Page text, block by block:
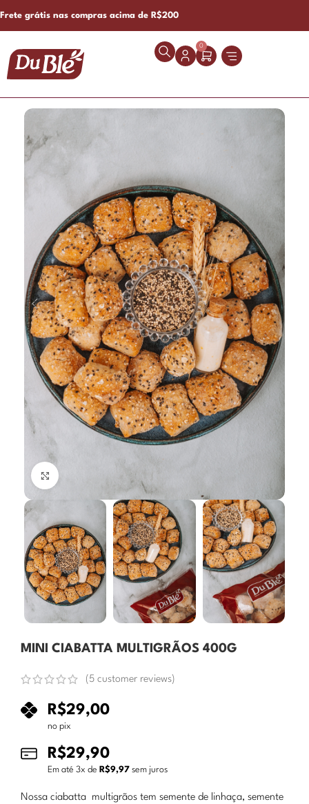
Frete grátis nas compras acima de R$200
0
Click to enlarge
MINI CIABATTA MULTIGRÃOS 400G
( 5 customer reviews)
R$29,00
no pix
R$29,90
Em até 3x de R$9,97 sem juros
Nossa ciabatta multigrãos tem semente de linhaça, semente